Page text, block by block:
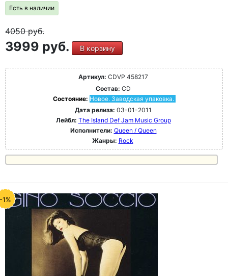
Есть в наличии
4050руб.
3999 руб. В корзину
Артикул: CDVP 458217
Состав: CD
Состояние: Новое. Заводская упаковка.
Дата релиза: 03-01-2011
Лейбл: The Island Def Jam Music Group
Исполнители: Queen / Queen
Жанры: Rock
-1%